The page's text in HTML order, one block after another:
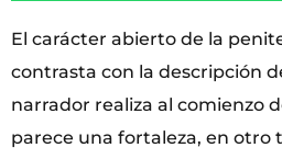
El carácter abierto de la
contrasta con la descripción
narrador realiza al comienzo
parece una fortaleza, en otro